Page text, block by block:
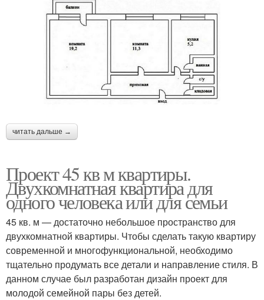
читать дальше →
Проект 45 кв м квартиры.
Двухкомнатная квартира для
одного человека или для семьи
45 кв. м — достаточно небольшое пространство для
двухкомнатной квартиры. Чтобы сделать такую квартиру
современной и многофункциональной, необходимо
тщательно продумать все детали и направление стиля. В
данном случае был разработан дизайн проект для
молодой семейной пары без детей.